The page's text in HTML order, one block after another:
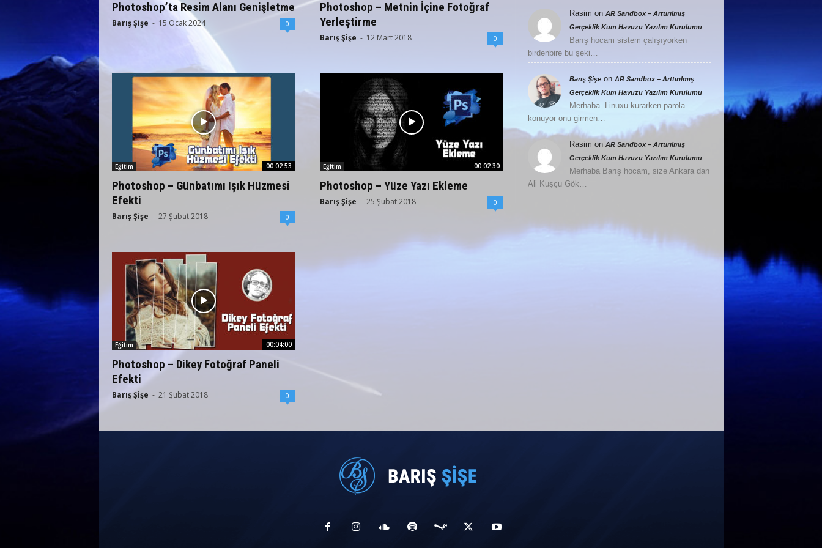
Photoshop’ta Resim Alanı Genişletme
Barış Şişe - 15 Ocak 2024 0
Photoshop – Metnin İçine Fotoğraf
Yerleştirme
Barış Şişe - 12 Mart 2018 0
00:02:53
Eğitim
Photoshop – Günbatımı Işık Hüzmesi
Efekti
Barış Şişe - 27 Şubat 2018 0
00:02:30
Eğitim
Photoshop – Yüze Yazı Ekleme
Barış Şişe - 25 Şubat 2018 0
00:04:00
Eğitim
Photoshop – Dikey Fotoğraf Paneli
Efekti
Barış Şişe - 21 Şubat 2018 0
Rasim on AR Sandbox – Arttırılmış
Gerçeklik Kum Havuzu Yazılım Kurulumu
Barış hocam sistem çalışıyorken
birdenbire bu şeki…
Barış Şişe on AR Sandbox – Arttırılmış
Gerçeklik Kum Havuzu Yazılım Kurulumu
Merhaba. Linuxu kurarken parola
konuyor onu girmen…
Rasim on AR Sandbox – Arttırılmış
Gerçeklik Kum Havuzu Yazılım Kurulumu
Merhaba Barış hocam, size Ankara dan
Ali Kuşçu Gök…